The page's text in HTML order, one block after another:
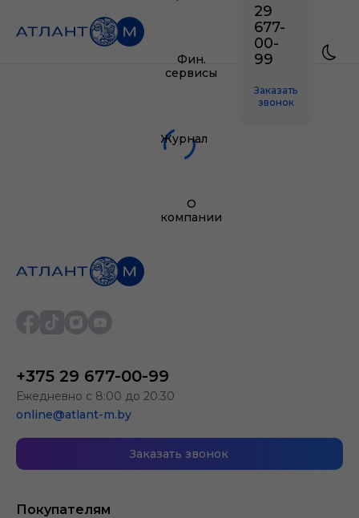
Фин.
сервисы
Журнал
О
компании
29
677-
00-
99
Заказать
звонок
Покупателям
+375 29 677-00-99
Ежедневно с 8:00 до 20:30
online@atlant-m.by
Заказать звонок